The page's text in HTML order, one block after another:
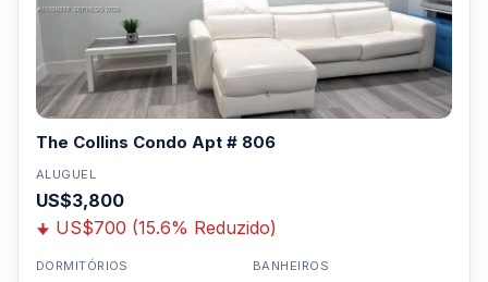
The Collins Condo Apt # 806
ALUGUEL
US$3,800
US$700 (15.6% Reduzido)
DORMITÓRIOS BANHEIROS